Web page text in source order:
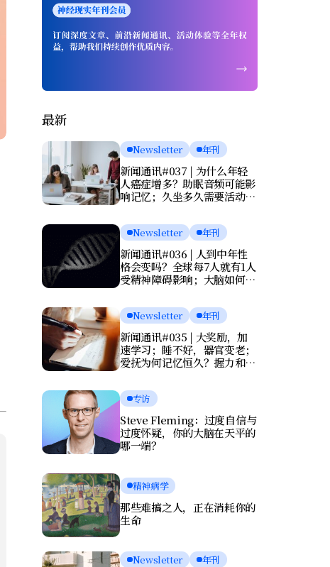
最新
Newsletter 年刊
新闻通讯#037 | 为什么年轻
人癌症增多？助眠音频可能影
响记忆；久坐多久需要活动一
Newsletter 年刊
新闻通讯#036 | 人到中年性
格会变吗？全球每7人就有1人
受精神障碍影响；大脑如何清
亡？
Newsletter 年刊
新闻通讯#035 | 大奖励，加
速学习；睡不好，器官变老；
爱抚为何记忆恒久？握力和写
专访
Steve Fleming：过度自信与
过度怀疑，你的大脑在天平的
哪一端？
精神病学
那些难搞之人，正在消耗你的
生命
Newsletter 年刊